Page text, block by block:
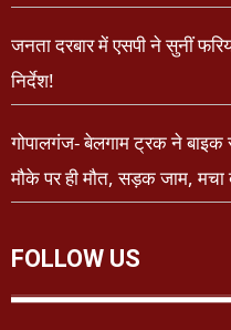
जनता दरबार में एसपी ने सुनीं
निर्देश!
गोपालगंज- बेलगाम ट्रक ने बाइक
मौके पर ही मौत, सड़क जाम, मचा
FOLLOW US